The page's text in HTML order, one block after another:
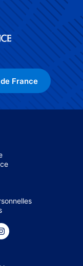
France